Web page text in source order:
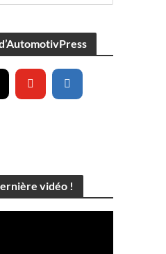
vidéo !